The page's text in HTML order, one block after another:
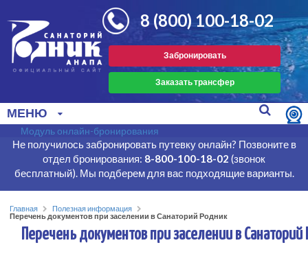
Забронировать
Заказать трансфер
8 (800) 100-18-02
МЕНЮ
Модуль онлайн-бронирования
Не получилось забронировать путевку онлайн? Позвоните в
отдел бронирования: 8-800-100-18-02 (звонок
бесплатный). Мы подберем для вас подходящие варианты.
Главная
Полезная информация
Перечень документов при заселении в Санаторий Родник
Перечень документов при заселении в Санаторий